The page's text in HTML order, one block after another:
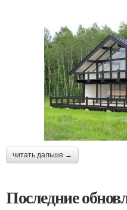
читать дальше →
Последние